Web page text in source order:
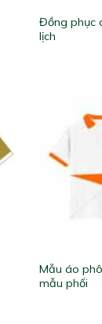
Đồng phục
lịch
Mẫu áo
mẫu phối